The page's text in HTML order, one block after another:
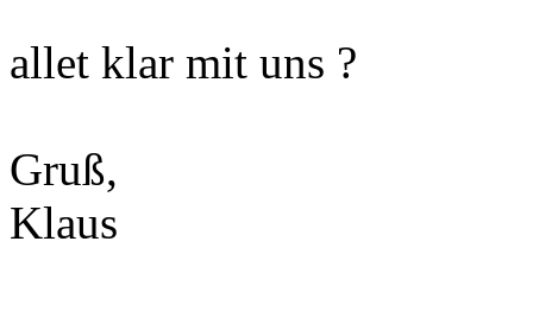
allet klar mit uns ?
Gruß,
Klaus